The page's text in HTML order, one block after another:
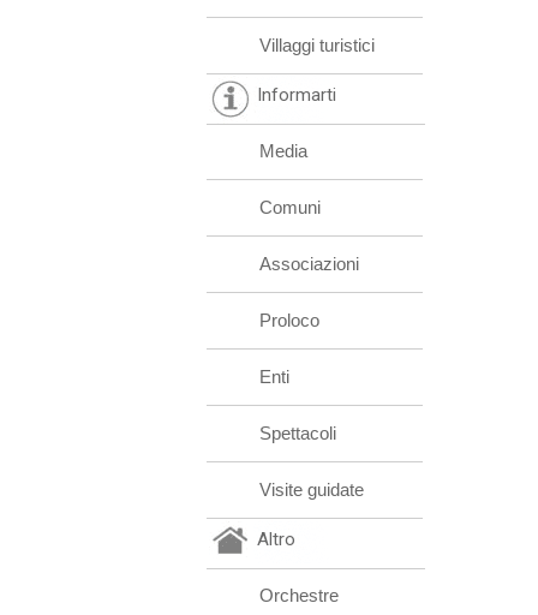
Villaggi turistici
Informarti
Media
Comuni
Associazioni
Proloco
Enti
Spettacoli
Visite guidate
Altro
Orchestre